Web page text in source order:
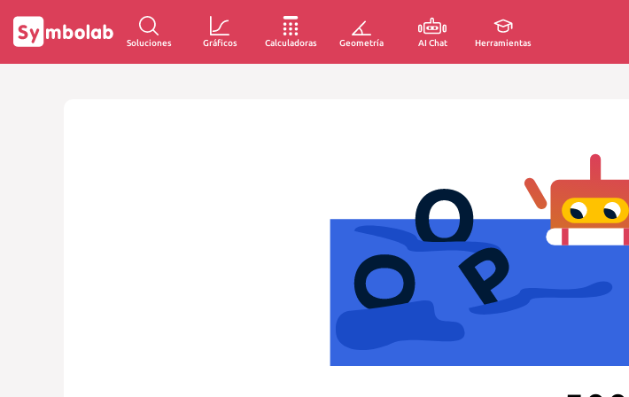
Soluciones Gráficos Calculadoras Geometría AI Chat Herramientas